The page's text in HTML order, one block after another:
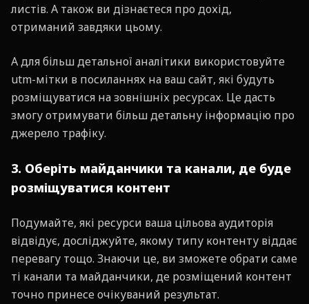
листів. А також ви дізнаєтеся про дохід,
отриманий завдяки цьому.
А для більш детальної аналітики використовуйте
utm-мітки в посиланнях на ваш сайт, які будуть
розміщуватися на зовнішніх ресурсах. Це дасть
змогу отримувати більш детальну інформацію про
джерело трафіку.
3. Оберіть майданчики та канали, де буде
розміщуватися контент
Подумайте, які ресурси ваша цільова аудиторія
відвідує, досліджуйте, якому типу контенту віддає
перевагу тощо. Знаючи це, ви зможете обрати саме
ті канали та майданчики, де розміщений контент
точно принесе очікуваний результат.